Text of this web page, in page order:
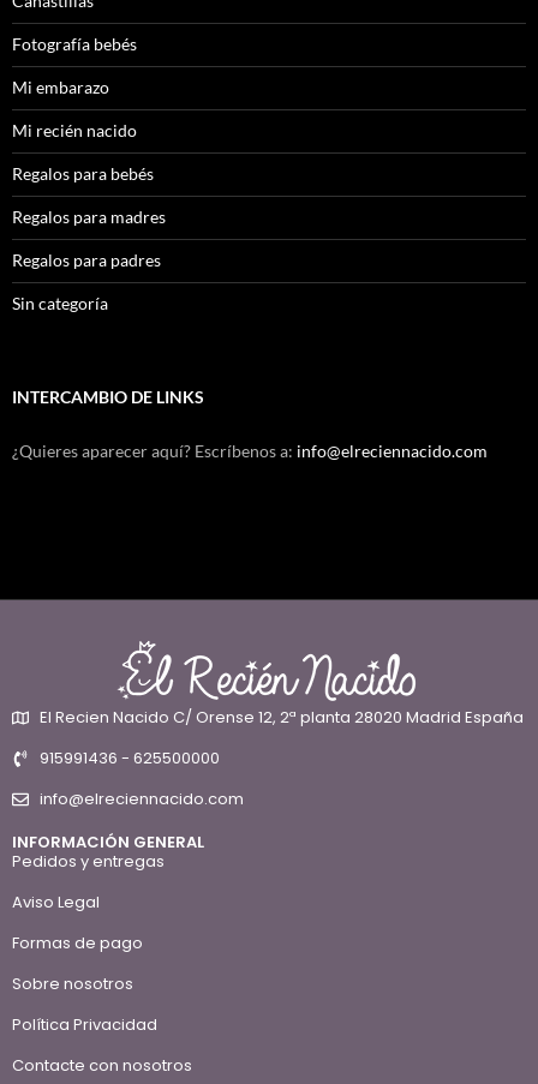
Fotografía bebés
Mi embarazo
Mi recién nacido
Regalos para bebés
Regalos para madres
Regalos para padres
Sin categoría
INTERCAMBIO DE LINKS
¿Quieres aparecer aquí? Escríbenos a: info@elreciennacido.com
El Recien Nacido C/ Orense 12, 2ª planta 28020 Madrid España
915991436 - 625500000
info@elreciennacido.com
INFORMACIÓN GENERAL
Pedidos y entregas
Aviso Legal
Formas de pago
Sobre nosotros
Política Privacidad
Contacte con nosotros